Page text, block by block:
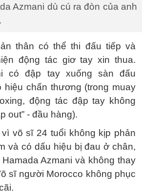
Azmani dù cú ra đòn của anh
thân có thể thi đấu tiếp và
động tác giơ tay xin thua.
có đập tay xuống sàn đấu
hiệu chấn thương (trong muay
động tác đập tay không
out” - đầu hàng).
võ sĩ 24 tuổi không kịp phản
và có dấu hiệu bị đau ở chân,
Azmani và không thay
sĩ người Morocco không phục